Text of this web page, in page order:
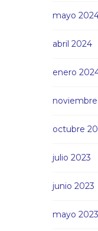
mayo
abril 2024
enero
octubre
julio 2023
junio 2023
mayo 2023